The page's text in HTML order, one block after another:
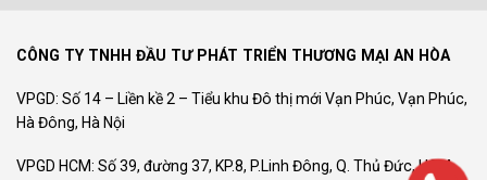
CÔNG TY TNHH ĐẦU TƯ PHÁT TRIỂN THƯƠNG MẠI AN HÒA
VPGD: Số 14 – Liền kề 2 – Tiểu khu Đô thị mới Vạn Phúc, Vạn Phúc,
Hà Đông, Hà Nội
VPGD HCM: Số 39, đường 37, KP.8, P.Linh Đông, Q. Thủ Đức, HCM